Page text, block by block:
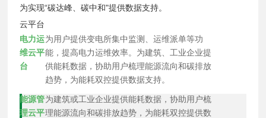
为实现“碳达峰、碳中和"提供数据支持。
云平台
电力运
维云平
台
为用户提供变电所集中监测、运维派单等功
能，提高电力运维效率。为建筑、工业企业提
供能耗数据，协助用户梳理能源流向和碳排放
趋势，为能耗双控提供数据支持。
能源管
理云平
为建筑或工业企业提供能耗数据，协助用户梳
理能源流向和碳排放趋势，为能耗双控提供数